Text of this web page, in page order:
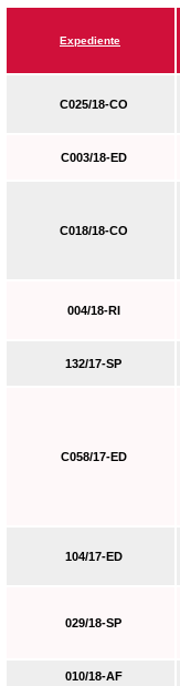
Expediente
C025/18-CO
C003/18-ED
C018/18-CO
004/18-RI
132/17-SP
C058/17-ED
104/17-ED
029/18-SP
010/18-AF